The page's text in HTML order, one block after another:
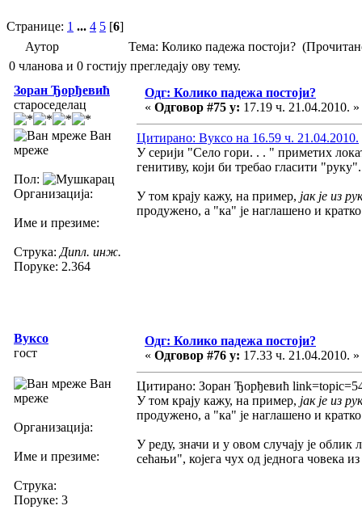
Странице: 1 ... 4 5 [6]
Аутор
Тема: Колико падежа постоји?
0 чланова и 0 гостију прегледају ову тему.
Зоран Ђорђевић
староседелац
Ван
мреже
Пол:
Организација:
Име и презиме:
Струка: Дипл. инж.
Поруке: 2.364
Одг: Колико падежа постоји?
« Одговор #75 у: 17.19 ч. 21.04.2010. »
Цитирано: Вуксо на 16.59 ч. 21.04.2010.
У серији "Село гори. . . " приметих
генитиву, који би требао гласити "руку".
У том крају кажу, на пример, јак је из
продужено, а "ка" је наглашено и
Вуксо
гост
Ван
мреже
Организација:
Име и презиме:
Струка:
Поруке: 3
Одг: Колико падежа постоји?
« Одговор #76 у: 17.33 ч. 21.04.2010. »
Цитирано: Зоран Ђорђевић
У том крају кажу, на пример, јак је из
продужено, а "ка" је наглашено и
У реду, значи и у овом случају је
сећањи", којега чух од једнога човека